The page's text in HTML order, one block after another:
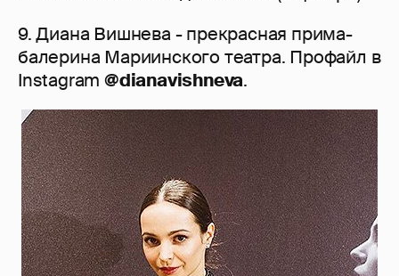
9. Диана Вишнева - прекрасная прима-
балерина Мариинского театра. Профайл в
Instagram @dianavishneva.